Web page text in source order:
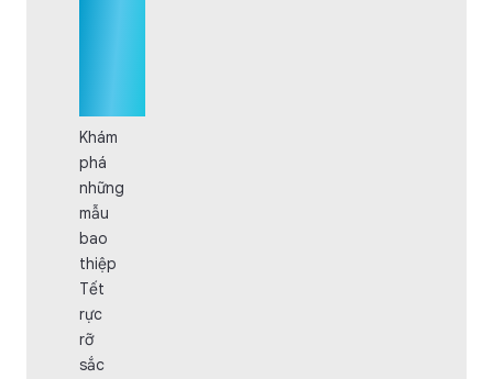
Khám
phá
những
mẫu
bao
thiệp
Tết
rực
rỡ
sắc